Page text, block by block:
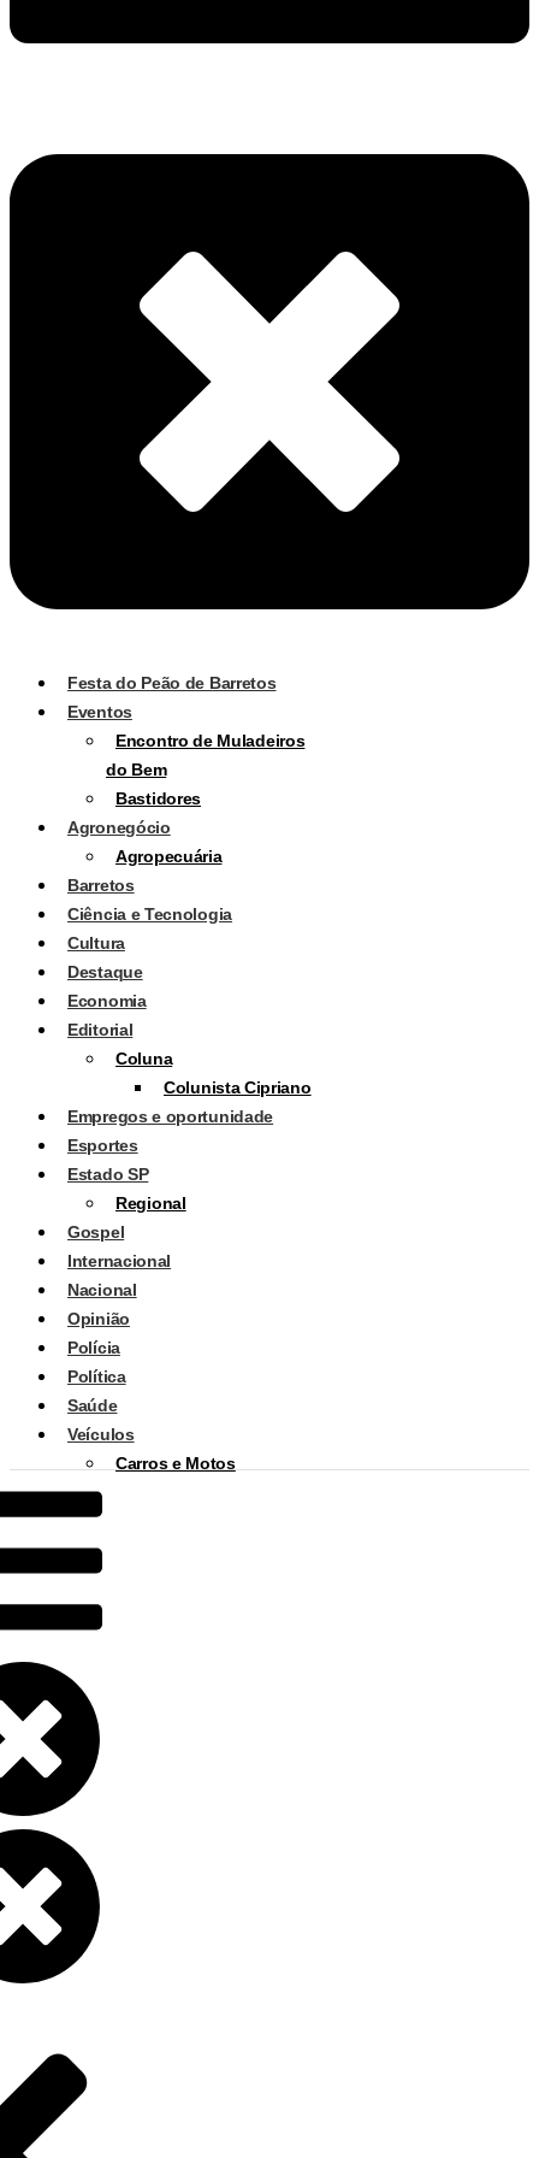
Festa do Peão de Barretos
Eventos
Encontro de Muladeiros
do Bem
Bastidores
Agronegócio
Agropecuária
Barretos
Ciência e Tecnologia
Cultura
Destaque
Economia
Editorial
Coluna
Colunista Cipriano
Empregos e oportunidade
Esportes
Estado SP
Regional
Gospel
Internacional
Nacional
Opinião
Polícia
Política
Saúde
Veículos
Carros e Motos